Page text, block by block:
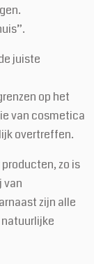
juiste
op het
van cosmetica
overtreffen.
zo is
van
zijn alle